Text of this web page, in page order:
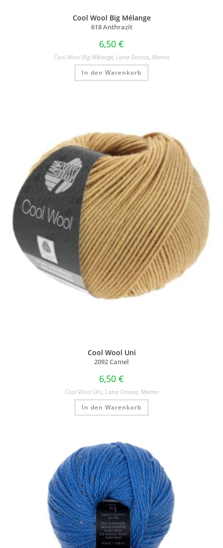
Cool Wool Big Mélange
618 Anthrazit
6,50 €
Cool Wool Big Mélange, Lana Grossa, Merino
In den Warenkorb
Cool Wool Uni
2092 Camel
6,50 €
Cool Wool Uni, Lana Grossa, Merino
In den Warenkorb